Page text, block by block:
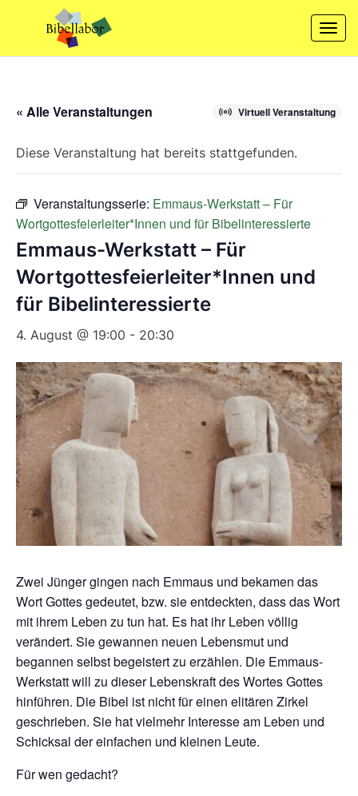
content
« Alle Veranstaltungen Virtuell Veranstaltung
Diese Veranstaltung hat bereits stattgefunden.
Veranstaltungsserie: Emmaus-Werkstatt – Für
Wortgottesfeierleiter*Innen und für Bibelinteressierte
Emmaus-Werkstatt – Für
Wortgottesfeierleiter*Innen und
für Bibelinteressierte
4. August @ 19:00 - 20:30
Zwei Jünger gingen nach Emmaus und bekamen das
Wort Gottes gedeutet, bzw. sie entdeckten, dass das Wort
mit ihrem Leben zu tun hat. Es hat ihr Leben völlig
verändert. Sie gewannen neuen Lebensmut und
begannen selbst begeistert zu erzählen. Die Emmaus-
Werkstatt will zu dieser Lebenskraft des Wortes Gottes
hinführen. Die Bibel ist nicht für einen elitären Zirkel
geschrieben. Sie hat vielmehr Interesse am Leben und
Schicksal der einfachen und kleinen Leute.
Für wen gedacht?